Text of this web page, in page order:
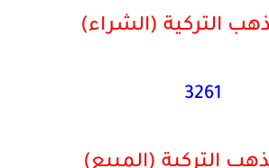
التركية (الشراء)
3261
التركية (المبيع)